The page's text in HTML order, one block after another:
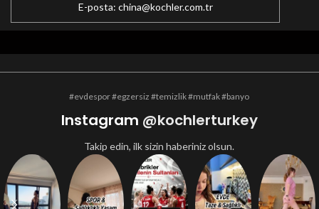
E-posta: china@kochler.com.tr
#evdespor #egzersiz #temizlik #mutfak #banyo
Instagram @kochlerturkey
Takip edin, ilk sizin haberiniz olsun.